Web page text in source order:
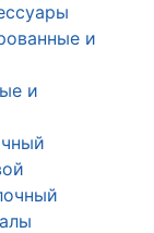
и
и